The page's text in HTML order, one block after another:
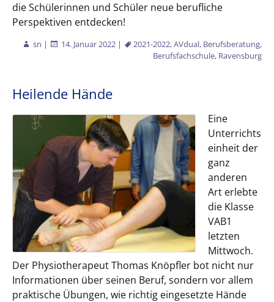
die Schülerinnen und Schüler neue berufliche
Perspektiven entdecken!
sn | 14. Januar 2022 | 2021-2022,AVdual, Berufsberatung,
Berufsfachschule, Ravensburg
Heilende Hände
Eine
Unterrichts
einheit der
ganz
anderen
Art erlebte
die Klasse
VAB1
letzten
Mittwoch.
Der Physiotherapeut Thomas Knöpfler bot nicht nur
Informationen über seinen Beruf, sondern vor allem
praktische Übungen, wie richtig eingesetzte Hände